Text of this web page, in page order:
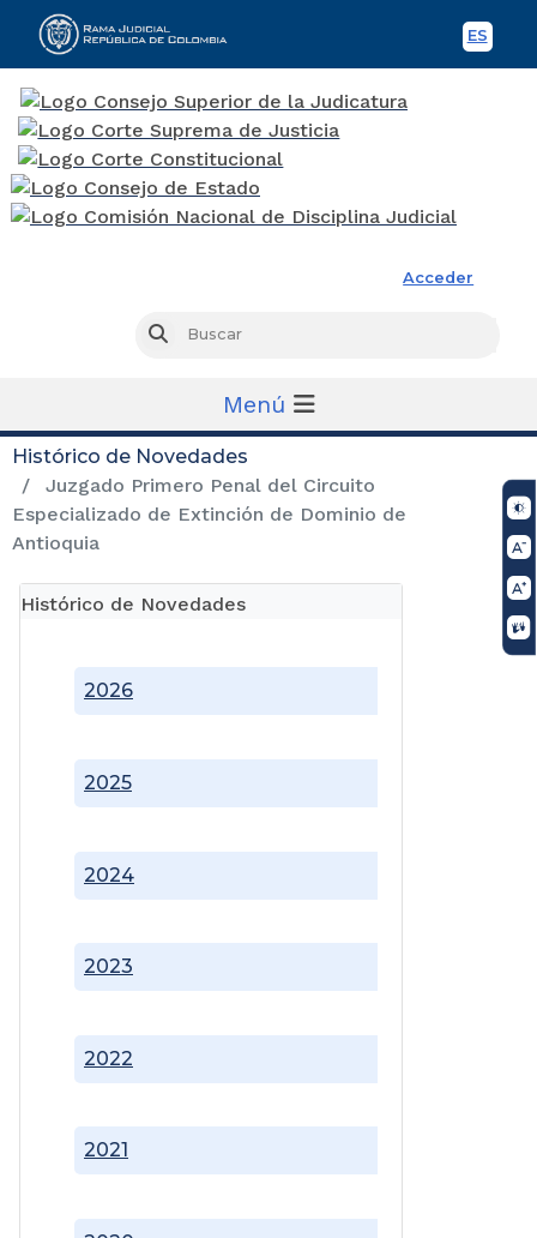
ES
Acceder
Buscar
Menú
Histórico de Novedades
Juzgado Primero Penal del Circuito
Especializado de Extinción de Dominio de
Antioquia
Histórico de Novedades
2021
2022
2023
2024
2025
2026